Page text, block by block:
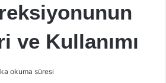
ve Kullanımı
okuma süresi